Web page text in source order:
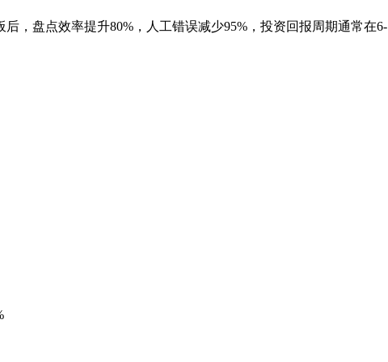
，盘点效率提升80%，人工错误减少95%，投资回报周期通常在6-